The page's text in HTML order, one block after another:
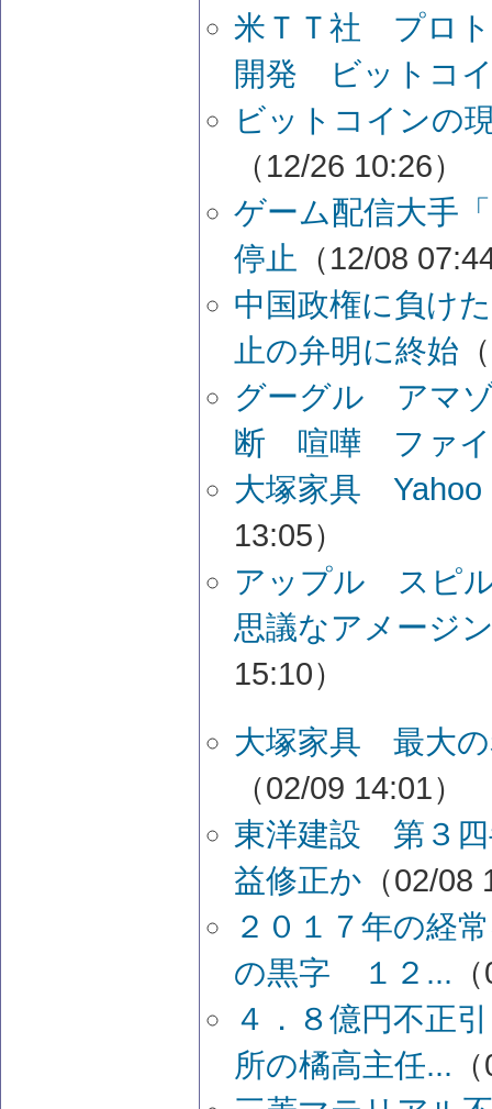
米ＴＴ社 プロト
開発 ビットコ
ビットコインの
（12/26 10:26）
ゲーム配信大手
停止 （12/08
中国政権に負け
止の弁明に終始
グーグル アマ
断 喧嘩 ファイ
大塚家具 Yahoo
13:05）
アップル スピ
思議なアメージ
15:10）
大塚家具 最大
（02/09 14:01）
東洋建設 第３
益修正か （02/08
２０１７年の経
の黒字 １２...
４．８億円不正
所の橘高主任...